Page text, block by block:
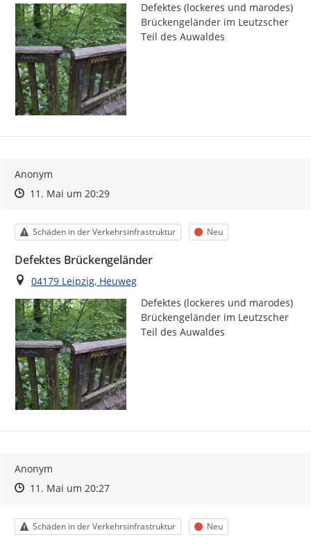
Defektes (lockeres und marodes)
Brückengeländer im Leutzscher
Teil des Auwaldes
Anonym
Zeitpunkt des Erstellens
Zeitpunkt des Erstellens
11. Mai um 20:29Zur Äußerung
Kategorie
Schäden in der Verkehrsinfrastruktur Status
Neu
Defektes Brückengeländer
Ort
04179 Leipzig, Heuweg
Defektes (lockeres und marodes)
Brückengeländer im Leutzscher
Teil des Auwaldes
Anonym
Zeitpunkt des Erstellens
Zeitpunkt des Erstellens
11. Mai um 20:27Zur Äußerung
Kategorie
Schäden in der Verkehrsinfrastruktur Status
Neu